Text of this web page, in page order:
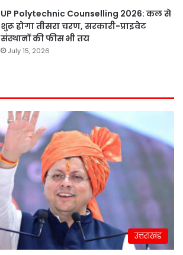
UP Polytechnic Counselling 2026: कल से
शुरू होगा तीसरा चरण, सरकारी-प्राइवेट
संस्थानों की फीस भी तय
July 15, 2026
उत्तराखंड